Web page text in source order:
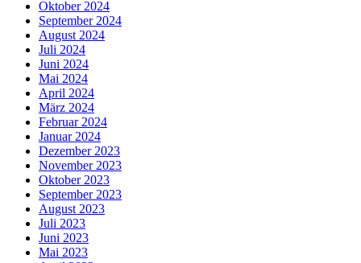
Oktober 2024
September 2024
August 2024
Juli 2024
Juni 2024
Mai 2024
April 2024
März 2024
Februar 2024
Januar 2024
Dezember 2023
November 2023
Oktober 2023
September 2023
August 2023
Juli 2023
Juni 2023
Mai 2023